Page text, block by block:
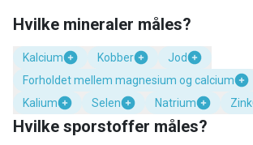
Hvilke mineraler måles?
Kalcium Kobber
Jod
Forholdet mellem magnesium og calcium
Kalium
Selen Natrium Zink
Hvilke sporstoffer måles?